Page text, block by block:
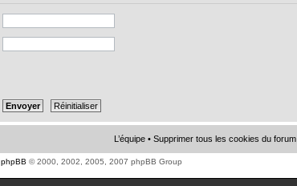
L’équipe • Supprimer tous les cookies du forum
phpBB © 2000, 2002, 2005, 2007 phpBB Group